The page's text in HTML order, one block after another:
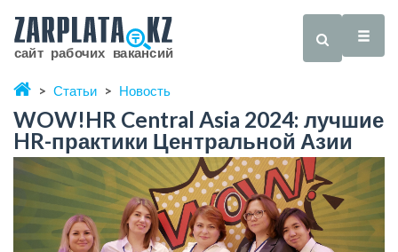
Статьи Новость
WOW!HR Central Asia 2024: лучшие
HR-практики Центральной Азии